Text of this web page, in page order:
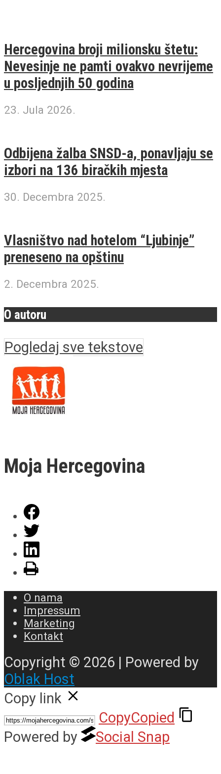
Hercegovina broji milionsku štetu:
Nevesinje ne pamti ovakvo nevrijeme
u posljednjih 50 godina
23. Jula 2026.
Odbijena žalba SNSD-a, ponavljaju se
izbori na 136 biračkih mjesta
30. Decembra 2025.
Vlasništvo nad hotelom “Ljubinje”
preneseno na opštinu
2. Decembra 2025.
O autoru
Pogledaj sve tekstove
Moja Hercegovina
O nama
Impressum
Marketing
Kontakt
Copyright © 2026 | Powered by
Oblak Host
Copy link
CopyCopied
Powered by
Social Snap